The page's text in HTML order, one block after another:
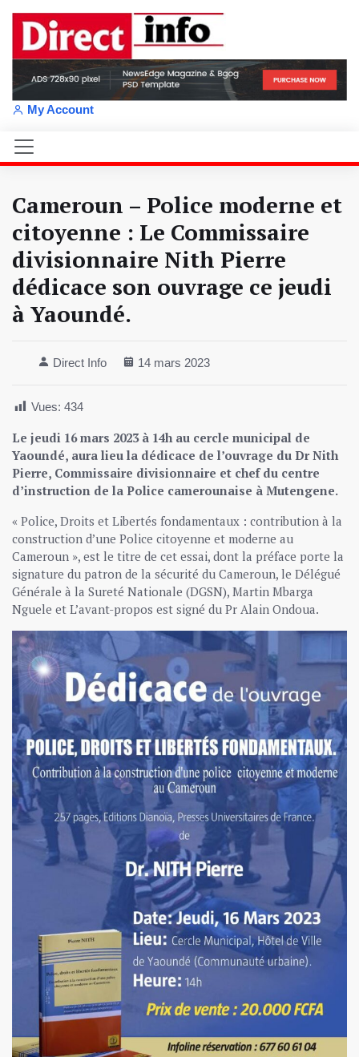
My Account
Cameroun – Police moderne et
citoyenne : Le Commissaire
divisionnaire Nith Pierre
dédicace son ouvrage ce jeudi
à Yaoundé.
Direct Info 14 mars 2023
Vues: 434
Le jeudi 16 mars 2023 à 14h au cercle municipal de
Yaoundé, aura lieu la dédicace de l’ouvrage du Dr Nith
Pierre, Commissaire divisionnaire et chef du centre
d’instruction de la Police camerounaise à Mutengene.
« Police, Droits et Libertés fondamentaux : contribution à la
construction d’une Police citoyenne et moderne au
Cameroun », est le titre de cet essai, dont la préface porte la
signature du patron de la sécurité du Cameroun, le Délégué
Générale à la Sureté Nationale (DGSN), Martin Mbarga
Nguele et L’avant-propos est signé du Pr Alain Ondoua.